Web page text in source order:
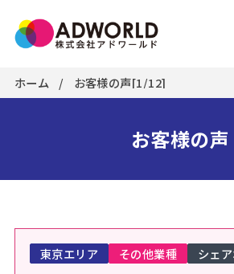
ホーム お客様の声[1/12]
お客様の声
東京エリア その他業種 シェ